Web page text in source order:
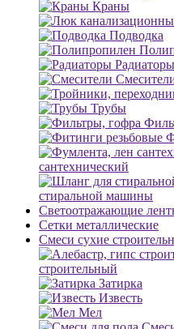
Краны
Подводка
Радиаторы
Трубы
сантехнический
стиральной машины
Светоотражающие
Сетки металлические
Смеси сухие
строительный
Затирка
Известь
Мел